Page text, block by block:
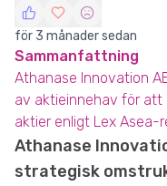
för 3 månader sedan
Sammanfattning
Athanase Innovation
av aktieinnehav för att
aktier enligt Lex Asea-
Athanase
strategisk